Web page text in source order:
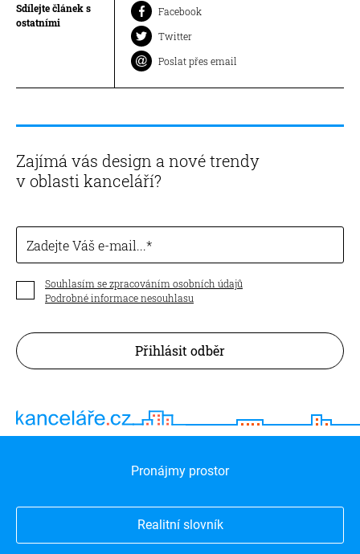
Sdílejte článek s
ostatními
Facebook
Twitter
Poslat přes email
Zajímá vás design a nové trendy
v oblasti kanceláří?
Zadejte Váš e-mail...
Souhlasím se zpracováním osobních údajů
Podrobné informace nesouhlasu
Přihlásit odběr
Pronájmy prostor
Realitní slovník